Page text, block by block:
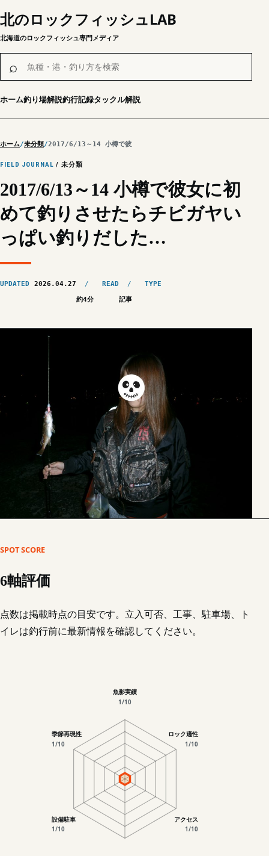
北のロックフィッシュLAB
北海道のロックフィッシュ専門メディア
魚種・港・釣り方を検索
⌕
ホーム釣り場解説釣行記録タックル解説
ホーム 未分類 2017/6/13～14 小樽で彼女に初めて釣りさせたらチビガヤいっぱい釣
FIELD JOURNAL / 未分類
2017/6/13～14 小樽で彼女に初
めて釣りさせたらチビガヤい
っぱい釣りだした…
UPDATED 2026.04.27
READ
約4分
TYPE
記事
SPOT SCORE
6軸評価
点数は掲載時点の目安です。立入可否、工事、駐車場、ト
イレは釣行前に最新情報を確認してください。
魚影実績
1/10
ロック適性
1/10
アクセス
1/10
設備駐車
1/10
季節再現性
1/10